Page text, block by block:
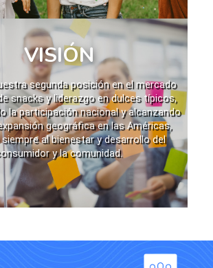
VISIÓN
segunda posición en el mercado
snacks y liderazgo en dulces típicos,
la participación nacional y alcanzando
geográfica en las Américas,
al bienestar y desarrollo del
y la comunidad.